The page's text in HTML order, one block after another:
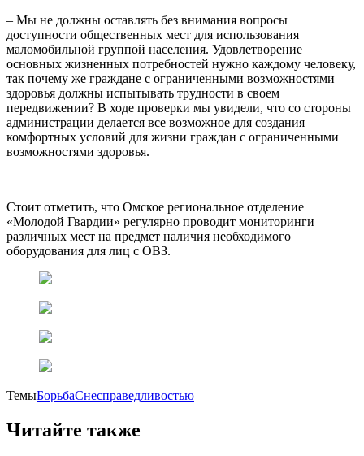
– Мы не должны оставлять без внимания вопросы
доступности общественных мест для использования
маломобильной группой населения. Удовлетворение
основных жизненных потребностей нужно каждому человеку,
так почему же граждане с ограниченными возможностями
здоровья должны испытывать трудности в своем
передвижении? В ходе проверки мы увидели, что со стороны
администрации делается все возможное для создания
комфортных условий для жизни граждан с ограниченными
возможностями здоровья.
Стоит отметить, что Омское региональное отделение
«Молодой Гвардии» регулярно проводит мониторинги
различных мест на предмет наличия необходимого
оборудования для лиц с ОВЗ.
ТемыБорьбаСнесправедливостью
Читайте также